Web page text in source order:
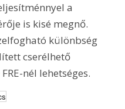
a
is kisé megnő.
különbség
cserélhető
nél lehetséges.